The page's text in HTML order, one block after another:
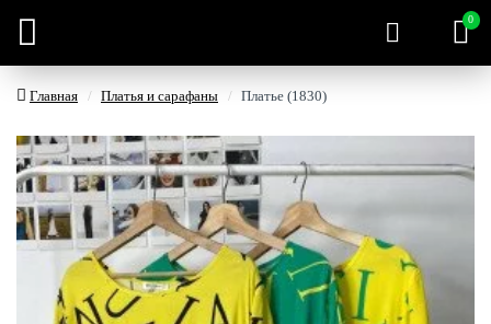
0
Главная Платья и сарафаны Платье (1830)